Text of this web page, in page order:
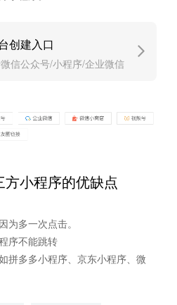
创建入口
信公众号/小程序/企业微信
小程序的优缺点
为多一次点击。
序不能跳转
拼多多小程序、京东小程序、微